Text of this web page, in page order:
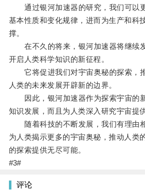
通过银河加速器的研究，我们可以
基本性质和变化规律，进而为生产和科
撑。
在不久的将来，银河加速器将继续发
开启人类科学知识的新征程。
它将促进我们对宇宙奥秘的探索，
人类的未来发展开辟新的边界。
因此，银河加速器作为探索宇宙的
知识发展，而且为人类深入研究宇宙提
随着科技的不断发展，我们有理由
为人类揭示更多的宇宙奥秘，推动人类
的探索提供无尽可能。
#3#
评论